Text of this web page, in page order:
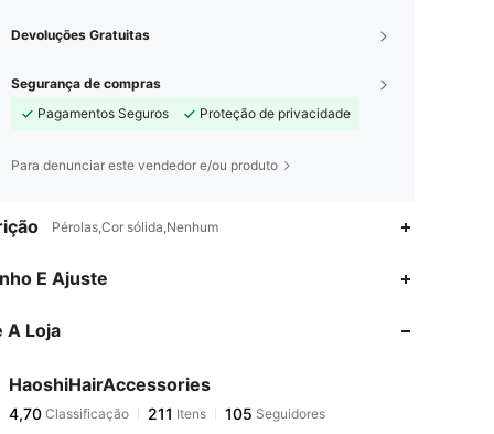
Devoluções Gratuitas
Segurança de compras
Pagamentos Seguros
Proteção de privacidade
Para denunciar este vendedor e/ou produto
Pérolas,Cor sólida,Nenhum
E Ajuste
A Loja
HaoshiHairAccessories
4,70
4,70 Classificação 211 Itens
t***jpago1 dia atrás